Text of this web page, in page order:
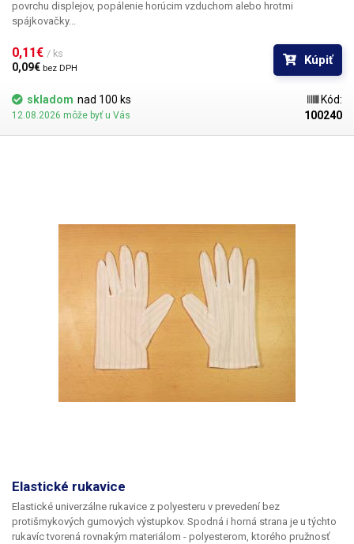
povrchu displejov, popálenie horúcim vzduchom alebo hrotmi
spájkovačky...
0,11€ / ks
0,09€ bez DPH
Kúpiť
skladom nad 100 ks
12.08.2026 môže byť u Vás
Kód:
100240
Elastické rukavice
Elastické univerzálne rukavice z polyesteru v prevedení bez
protišmykových gumových výstupkov. Spodná i horná strana je u týchto
rukavíc tvorená rovnakým materiálom - polyesterom, ktorého pružnosť